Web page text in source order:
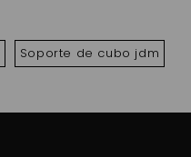
Soporte de cubo jdm